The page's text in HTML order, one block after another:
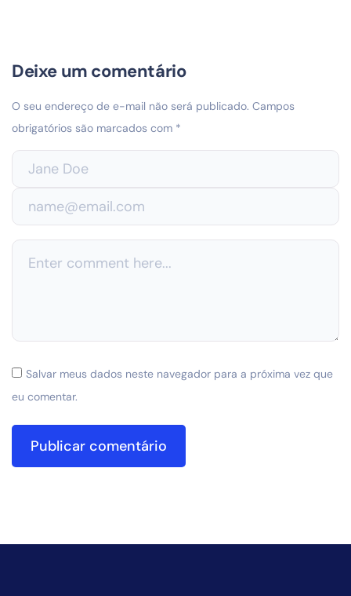
Deixe um comentário
O seu endereço de e-mail não será publicado. Campos
obrigatórios são marcados com *
Salvar meus dados neste navegador para a próxima vez que
eu comentar.